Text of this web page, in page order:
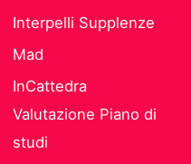
Interpelli Supplenze
Mad
InCattedra
Valutazione Piano di
studi